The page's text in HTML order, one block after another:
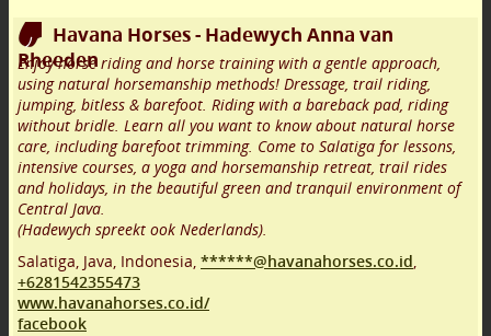
Havana Horses - Hadewych Anna van
Rheeden
Enjoy horse riding and horse training with a gentle approach,
using natural horsemanship methods! Dressage, trail riding,
jumping, bitless & barefoot. Riding with a bareback pad, riding
without bridle. Learn all you want to know about natural horse
care, including barefoot trimming. Come to Salatiga for lessons,
intensive courses, a yoga and horsemanship retreat, trail rides
and holidays, in the beautiful green and tranquil environment of
Central Java.
(Hadewych spreekt ook Nederlands).
Salatiga, Java, Indonesia, ******@havanahorses.co.id,
+6281542355473
www.havanahorses.co.id/
facebook